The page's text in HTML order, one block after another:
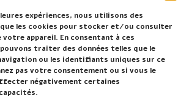
expériences, nous utilisons des
les cookies pour stocker et/ou consulter
appareil. En consentant à ces
traiter des données telles que le
ou les identifiants uniques sur ce
pas votre consentement ou si vous le
négativement certaines
de Lourdes, au marché,
Bernaerts, après le cimetière
l'avenue François et ensuite
l'avenue Marie. La grotte se situe
face du numéro 21.
Oudenbosch